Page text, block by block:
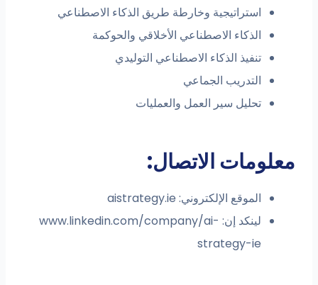
استراتيجية وخارطة طريق الذكاء الاصطناعي
الذكاء الاصطناعي الأخلاقي والحوكمة
تنفيذ الذكاء الاصطناعي التوليدي
التدريب الجماعي
تحليل سير العمل والعمليات
معلومات الاتصال:
الموقع الإلكتروني: aistrategy.ie
لينكد إن: www.linkedin.com/company/ai-
strategy-ie